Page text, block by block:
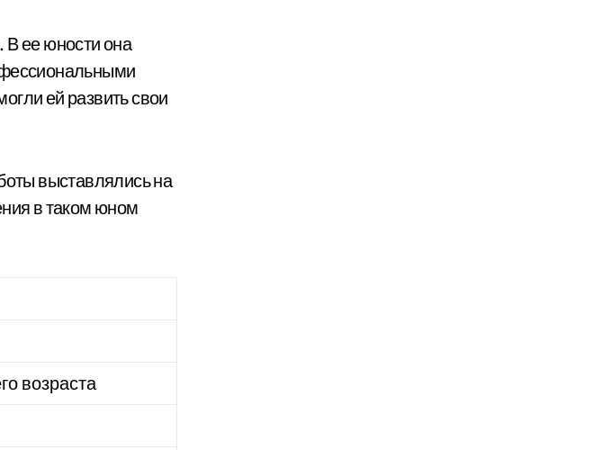
В ее юности она
ей развить свои
выставлялись на
в таком юном
возраста